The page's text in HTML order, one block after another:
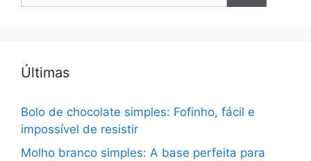
Últimas
Bolo de chocolate simples: Fofinho, fácil e
impossível de resistir
Molho branco simples: A base perfeita para